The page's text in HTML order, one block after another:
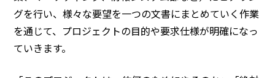
グを行い、様々な要望を一つの文書にまとめていく作業
を通じて、プロジェクトの目的や要求仕様が明確になっ
ていきます。